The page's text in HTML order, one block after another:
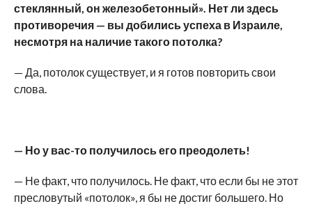
стеклянный, он железобетонный». Нет ли здесь
противоречия — вы добились успеха в Израиле,
несмотря на наличие такого потолка?
— Да, потолок существует, и я готов повторить свои
слова.
— Но у вас-то получилось его преодолеть!
— Не факт, что получилось. Не факт, что если бы не этот
пресловутый «потолок», я бы не достиг большего. Но